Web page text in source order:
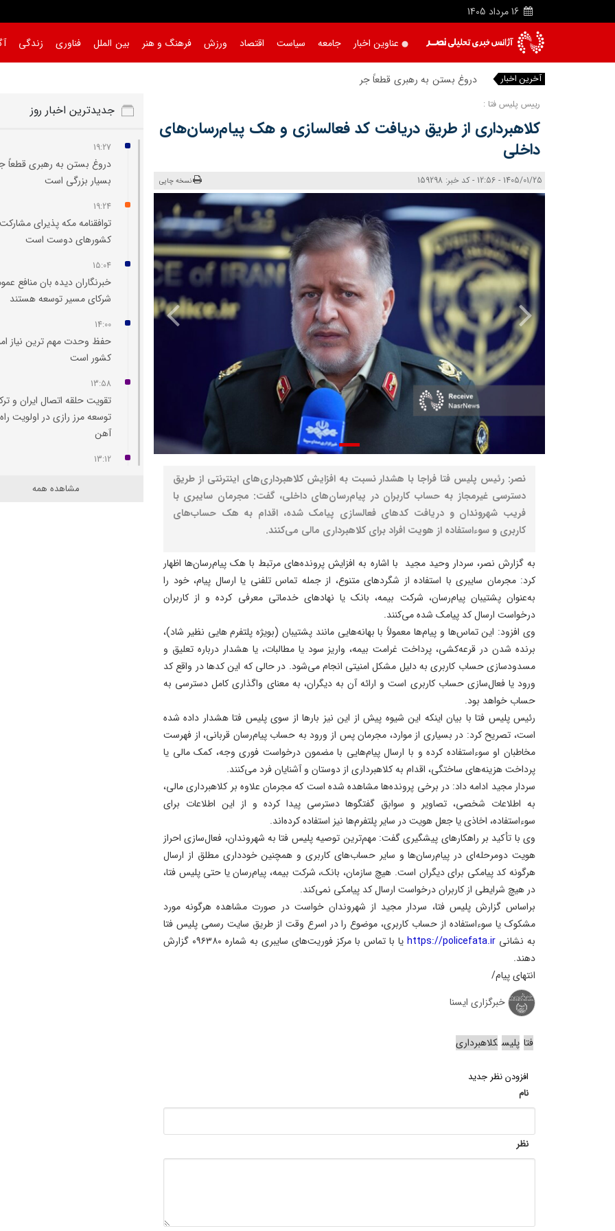
16 مرداد 1405
عناوین اخبار جامعه سیاست اقتصاد ورزش فرهنگ و هنر بین الملل فناوری زندگی
آخرین اخبار دروغ بستن به رهبری قطعاً جرم بسیار بزرگ
رییس پلیس فتا :
کلاهبرداری از طریق دریافت کد فعالسازی و هک پیام‌رسان‌های
داخلی
1405/01/25 - 12:56 - کد خبر: 159298 نسخه چاپی
نصر: رئیس پلیس فتا فراجا با هشدار نسبت به افزایش کلاهبرداری‌های اینترنتی از طریق
دسترسی غیرمجاز به حساب کاربران در پیام‌رسان‌های داخلی، گفت: مجرمان سایبری با
فریب شهروندان و دریافت کدهای فعالسازی پیامک شده، اقدام به هک حساب‌های
کاربری و سوءاستفاده از هویت افراد برای کلاهبرداری مالی می‌کنند.
به گزارش نصر، سردار وحید مجید با اشاره به افزایش پرونده‌های مرتبط با هک پیام‌رسان‌ها اظهار
کرد: مجرمان سایبری با استفاده از شگردهای متنوع، از جمله تماس تلفنی یا ارسال پیام، خود را
به‌عنوان پشتیبان پیام‌رسان، شرکت بیمه، بانک یا نهادهای خدماتی معرفی کرده و از کاربران
درخواست ارسال کد پیامک شده می‌کنند.
وی افزود: این تماس‌ها و پیام‌ها معمولاً با بهانه‌هایی مانند پشتیبان (بویژه پلتفرم هایی نظیر شاد)،
برنده شدن در قرعه‌کشی، پرداخت غرامت بیمه، واریز سود یا مطالبات، یا هشدار درباره تعلیق و
مسدودسازی حساب کاربری به دلیل مشکل امنیتی انجام می‌شود. در حالی که این کدها در واقع کد
ورود یا فعال‌سازی حساب کاربری است و ارائه آن به دیگران، به معنای واگذاری کامل دسترسی به
حساب خواهد بود.
رئیس پلیس فتا با بیان اینکه این شیوه پیش از این نیز بارها از سوی پلیس فتا هشدار داده شده
است، تصریح کرد: در بسیاری از موارد، مجرمان پس از ورود به حساب پیام‌رسان قربانی، از فهرست
مخاطبان او سوءاستفاده کرده و با ارسال پیام‌هایی با مضمون درخواست فوری وجه، کمک مالی یا
پرداخت هزینه‌های ساختگی، اقدام به کلاهبرداری از دوستان و آشنایان فرد می‌کنند.
سردار مجید ادامه داد: در برخی پرونده‌ها مشاهده شده است که مجرمان علاوه بر کلاهبرداری مالی،
به اطلاعات شخصی، تصاویر و سوابق گفتگوها دسترسی پیدا کرده و از این اطلاعات برای
سوءاستفاده، اخاذی یا جعل هویت در سایر پلتفرم‌ها نیز استفاده کرده‌اند.
وی با تأکید بر راهکارهای پیشگیری گفت: مهم‌ترین توصیه پلیس فتا به شهروندان، فعال‌سازی احراز
هویت دومرحله‌ای در پیام‌رسان‌ها و سایر حساب‌های کاربری و همچنین خودداری مطلق از ارسال
هرگونه کد پیامکی برای دیگران است. هیچ سازمان، بانک، شرکت بیمه، پیام‌رسان یا حتی پلیس فتا،
در هیچ شرایطی از کاربران درخواست ارسال کد پیامکی نمی‌کند.
براساس گزارش پلیس فتا، سردار مجید از شهروندان خواست در صورت مشاهده هرگونه مورد
مشکوک یا سوءاستفاده از حساب کاربری، موضوع را در اسرع وقت از طریق سایت رسمی پلیس فتا
به نشانی https://policefata.ir
یا با تماس با مرکز فوریت‌های سایبری به شماره ۰۹۶۳۸۰ گزارش
دهند.
انتهای پیام/
خبرگزاری ایسنا
فتا پلیس کلاهبرداری
افزودن نظر جدید
نام
نظر
جدیدترین اخبار روز
19:27
دروغ بستن به رهبری قطعاً
بسیار بزرگی است
19:24
توافقنامه مکه پذیرای مشارکت
کشورهای دوست است
15:04
خبرنگاران دیده‌ بان منافع
شرکای مسیر توسعه هستند
14:00
حفظ وحدت مهم‌ ترین نیاز
کشور است
13:58
تقویت حلقه اتصال ایران و
توسعه مرز رازی در اولویت راه‌
آهن
13:12
بانک مرکزی به تنهایی قادر به
مشاهده همه